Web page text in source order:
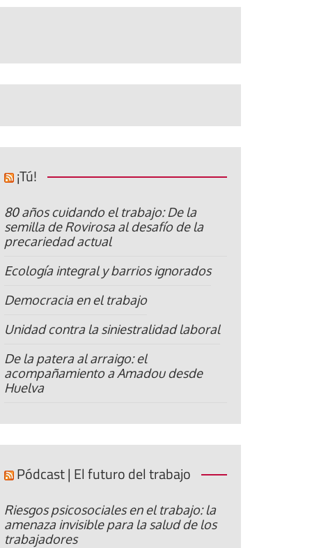
¡Tú!
80 años cuidando el trabajo: De la
semilla de Rovirosa al desafío de la
precariedad actual
Ecología integral y barrios ignorados
Democracia en el trabajo
Unidad contra la siniestralidad laboral
De la patera al arraigo: el
acompañamiento a Amadou desde
Huelva
Pódcast | El futuro del trabajo
Riesgos psicosociales en el trabajo: la
amenaza invisible para la salud de los
trabajadores